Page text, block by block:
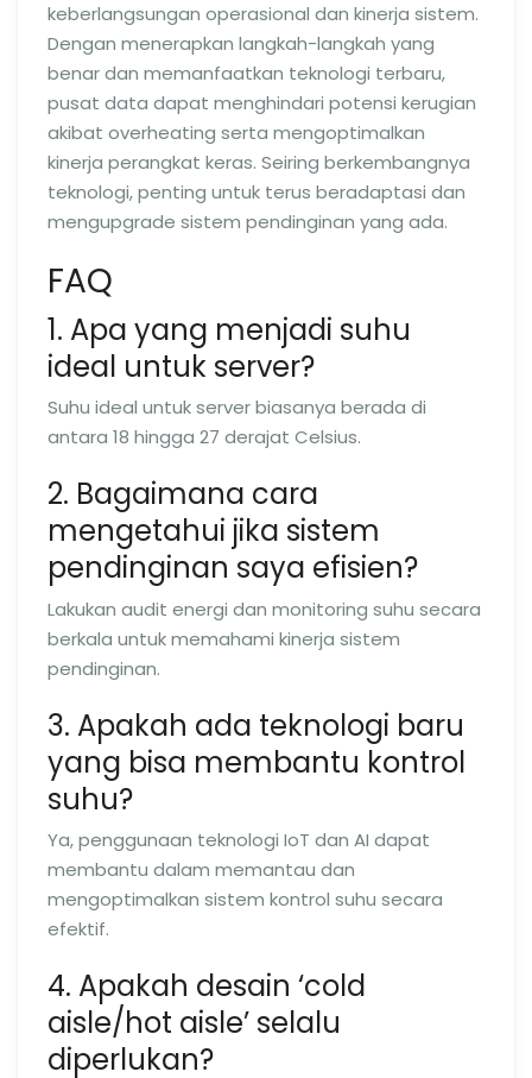
keberlangsungan operasional dan kinerja sistem.
Dengan menerapkan langkah-langkah yang
benar dan memanfaatkan teknologi terbaru,
pusat data dapat menghindari potensi kerugian
akibat overheating serta mengoptimalkan
kinerja perangkat keras. Seiring berkembangnya
teknologi, penting untuk terus beradaptasi dan
mengupgrade sistem pendinginan yang ada.
FAQ
1. Apa yang menjadi suhu
ideal untuk server?
Suhu ideal untuk server biasanya berada di
antara 18 hingga 27 derajat Celsius.
2. Bagaimana cara
mengetahui jika sistem
pendinginan saya efisien?
Lakukan audit energi dan monitoring suhu secara
berkala untuk memahami kinerja sistem
pendinginan.
3. Apakah ada teknologi baru
yang bisa membantu kontrol
suhu?
Ya, penggunaan teknologi IoT dan AI dapat
membantu dalam memantau dan
mengoptimalkan sistem kontrol suhu secara
efektif.
4. Apakah desain ‘cold
aisle/hot aisle’ selalu
diperlukan?